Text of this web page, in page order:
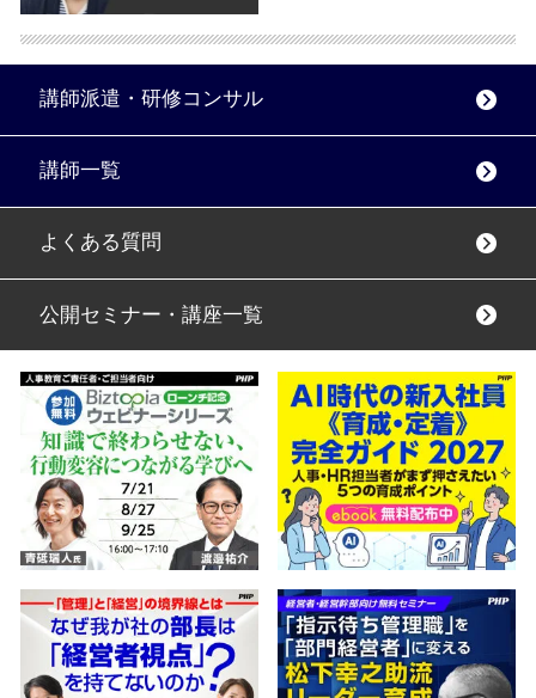
講師派遣・研修コンサル
講師一覧
よくある質問
公開セミナー・講座一覧